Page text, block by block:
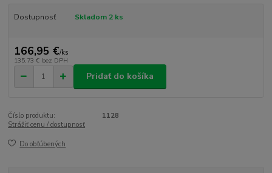
Dostupnosť Skladom 2 ks
166,95 €/ks
135,73 € bez DPH
Pridať do košíka
Číslo produktu:
1128
Strážiť cenu / dostupnosť
Do obľúbených